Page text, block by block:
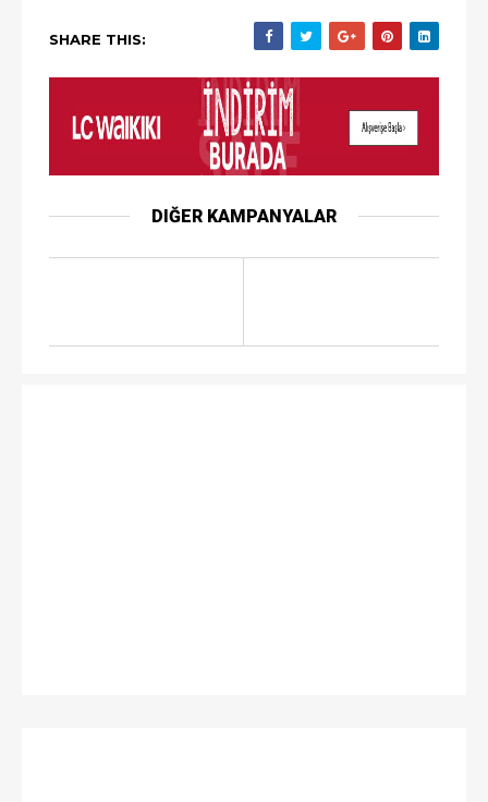
SHARE THIS:
DIĞER KAMPANYALAR